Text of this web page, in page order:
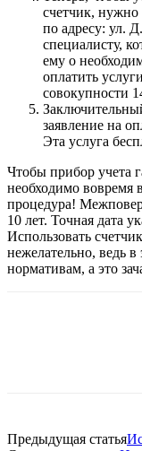
счетчик, нужно
по адресу: ул.
специалисту,
ему о
оплатить
совокупности
заявление на
Эта услуга
Чтобы прибор учета
необходимо вовремя
процедура!
10 лет. Точная дата
Использовать
нежелательно, ведь в
нормативам, а это
Предыдущая статья